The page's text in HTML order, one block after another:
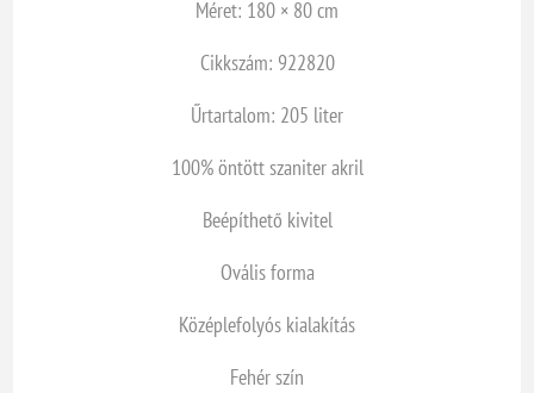
Méret: 180 × 80 cm
Cikkszám: 922820
Űrtartalom: 205 liter
100% öntött szaniter akril
Beépíthető kivitel
Ovális forma
Középlefolyós kialakítás
Fehér szín